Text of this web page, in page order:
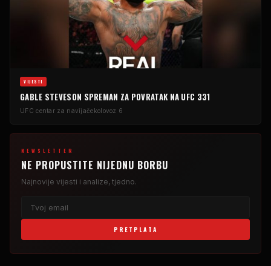
VIJESTI
GABLE STEVESON SPREMAN ZA POVRATAK NA UFC 331
UFC centar za navijačekolovoz 6
NEWSLETTER
NE PROPUSTITE NIJEDNU BORBU
Najnovije vijesti i analize, tjedno.
PRETPLATA